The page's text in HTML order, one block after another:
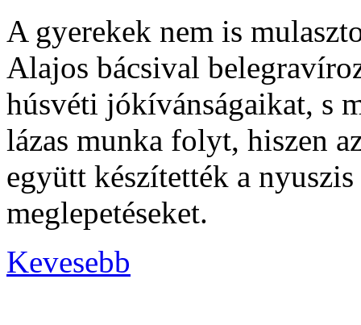
A gyerekek nem is
Alajos bácsival
húsvéti jókívánságaikat, s
lázas munka folyt, hiszen
együtt készítették a
meglepetéseket.
Kevesebb